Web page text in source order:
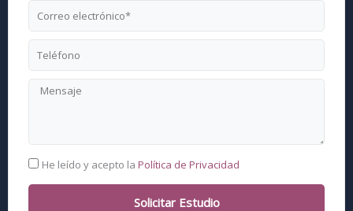
Correo
electrónico
Teléfono
Mensaje
RGPD
He leído y acepto la Política de Privacidad
Solicitar Estudio